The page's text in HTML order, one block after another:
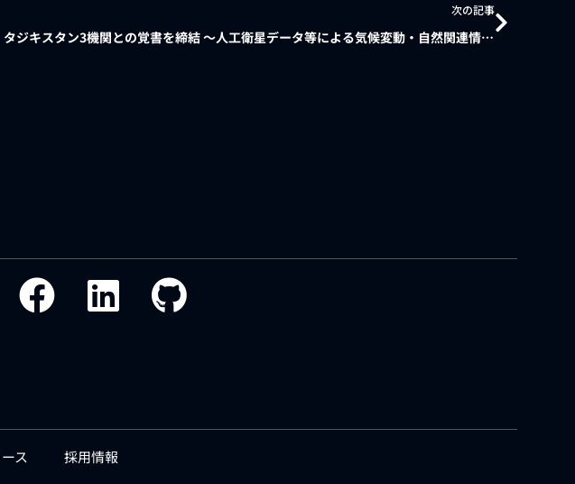
次の記事
キルギス・タジキスタン3機関との覚書を締結 ～人工衛星データ等による気候変動・自然関連情報の収集と 地域課題解決に関する共同研究を開始～
ス
採用情報